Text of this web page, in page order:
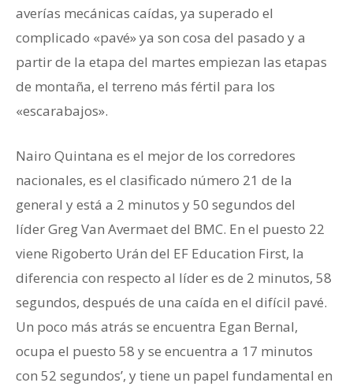
averías mecánicas caídas, ya superado el
complicado «pavé» ya son cosa del pasado y a
partir de la etapa del martes empiezan las etapas
de montaña, el terreno más fértil para los
«escarabajos».
Nairo Quintana es el mejor de los corredores
nacionales, es el clasificado número 21 de la
general y está a 2 minutos y 50 segundos del
líder Greg Van Avermaet del BMC. En el puesto 22
viene Rigoberto Urán del EF Education First, la
diferencia con respecto al líder es de 2 minutos, 58
segundos, después de una caída en el difícil pavé.
Un poco más atrás se encuentra Egan Bernal,
ocupa el puesto 58 y se encuentra a 17 minutos
con 52 segundos’, y tiene un papel fundamental en